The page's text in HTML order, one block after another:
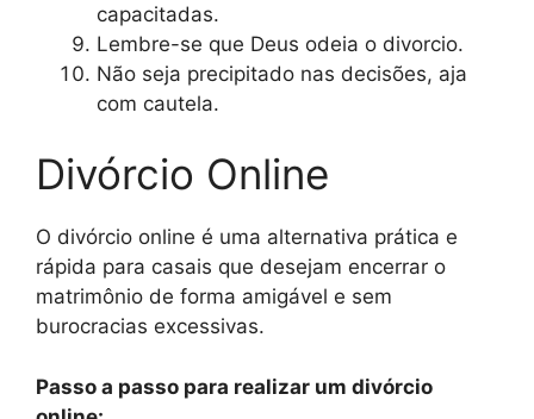
capacitadas.
Lembre-se que Deus odeia o divorcio.
Não seja precipitado nas decisões, aja
com cautela.
Divórcio Online
O divórcio online é uma alternativa prática e
rápida para casais que desejam encerrar o
matrimônio de forma amigável e sem
burocracias excessivas.
Passo a passo para realizar um divórcio